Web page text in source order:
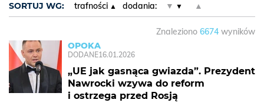
SORTUJ WG: trafności dodania: ▼ ▲
Znaleziono 6674 wyników
OPOKA
DODANE16.01.2026
„UE jak gasnąca gwiazda”. Prezydent
Nawrocki wzywa do reform
i ostrzega przed Rosją